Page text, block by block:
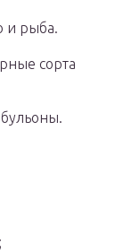
и рыба.
сорта